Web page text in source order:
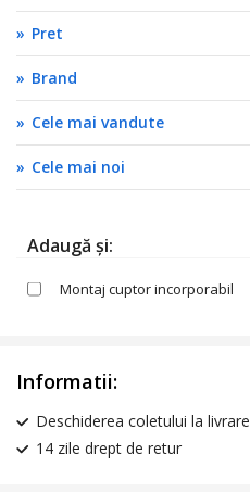
Informatii:
Deschiderea coletului la livrare
14 zile drept de retur
Pret
Brand
Cele mai vandute
Cele mai noi
Adaugă și:
Montaj cuptor incorporabil